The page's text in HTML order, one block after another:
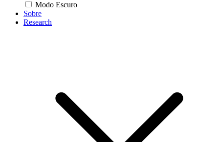
Modo Escuro
Sobre
Research